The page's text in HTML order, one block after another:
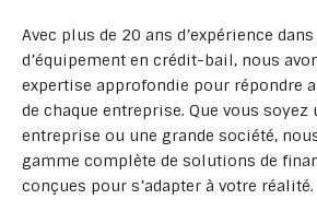
Avec plus de 20 ans d’expérience
d’équipement en crédit-bail, nous
expertise approfondie pour répondre
de chaque entreprise. Que vous soyez
entreprise ou une grande société,
gamme complète de solutions de
conçues pour s’adapter à votre réalité.